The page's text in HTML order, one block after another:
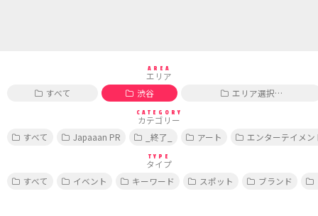
AREA
エリア
すべて
渋谷 エリア選択…
CATEGORY
カテゴリー
すべて
Japaaan PR _終了_ アート エンターテイメン
TYPE
タイプ
すべて
イベント キーワード スポット ブランド